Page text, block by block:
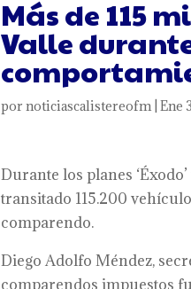
Más de 115
Valle
pornoticiascalistereofm|Ene
Durante los planes
transitado 115.200
comparendo.
Diego Adolfo Méndez,
comparendos impuestos